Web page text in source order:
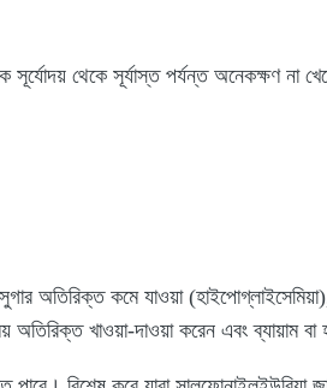
থেকে সূর্যাস্ত পর্যন্ত অনেকক্ষণ না
অতিরিক্ত কমে যাওয়া
খাওয়া-দাওয়া করেন এবং ব্যায়াম